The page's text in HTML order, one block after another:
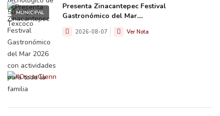
MUNICIPAL
Presenta Zinacantepec Festival
Gastronómico del Mar....
2026-08-07 Ver Nota